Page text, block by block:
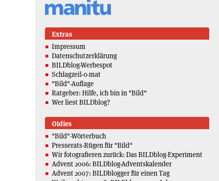
Extras
Impressum
Datenschutzerklärung
BILDblog-Werbespot
Schlagzeil-o-mat
"Bild"-Auflage
Ratgeber: Hilfe, ich bin in "Bild"
Wer liest BILDblog?
Oldies
"Bild"-Wörterbuch
Presserats-Rügen für "Bild"
Wir fotografieren zurück: Das BILDblog-Experiment
Advent 2006: BILDblog-Adventskalender
Advent 2007: BILDblogger für einen Tag